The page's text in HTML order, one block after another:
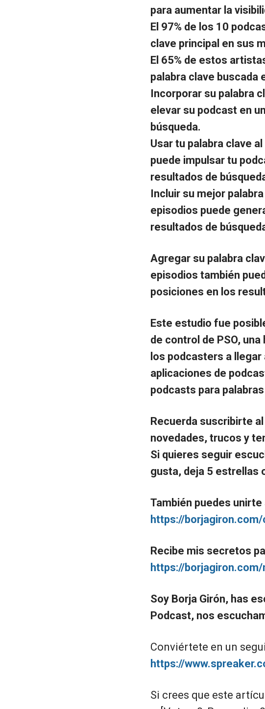
para aumentar la
El 97% de los 10
clave principal en sus
El 65% de estos
palabra clave buscada
Incorporar su palabra
elevar su podcast en
búsqueda.
Usar tu palabra clave
puede impulsar tu
resultados de
Incluir su mejor
episodios puede
resultados de
Agregar su palabra
episodios también
posiciones en los
Este estudio fue
de control de PSO,
los podcasters a
aplicaciones de
podcasts para
Recuerda suscribirte
novedades, trucos y
Si quieres seguir
gusta, deja 5 estrellas
También puedes
https://borjagiron.com/
Recibe mis secretos
https://
Soy Borja Girón, has
Podcast, nos
Conviértete en un
https://
Si crees que este